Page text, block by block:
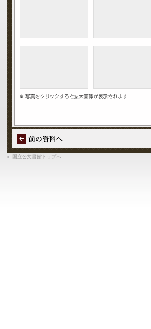
国立公文書館トップへ